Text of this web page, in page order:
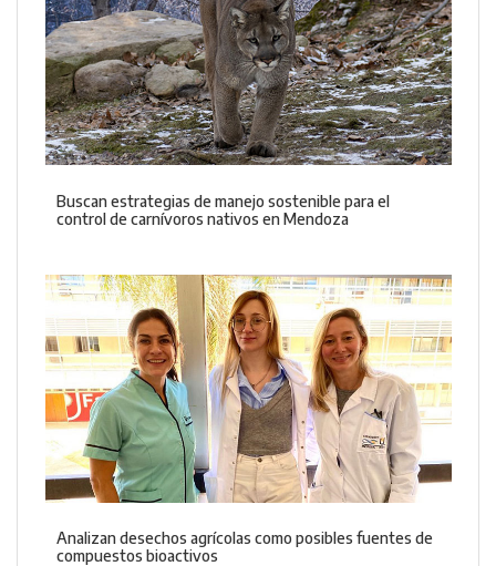
Buscan estrategias de manejo sostenible para el
control de carnívoros nativos en Mendoza
Analizan desechos agrícolas como posibles fuentes de
compuestos bioactivos